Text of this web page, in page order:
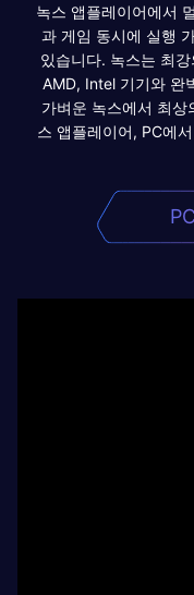
녹스 앱플레이어에서
과 게임 동시에 실행
있습니다. 녹스는 최
AMD, Intel 기기와 완
가벼운 녹스에서 최
스 앱플레이어, PC에